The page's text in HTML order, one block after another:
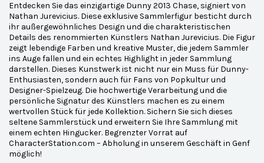
Entdecken Sie das einzigartige Dunny 2013 Chase, signiert von
Nathan Jurevicius. Diese exklusive Sammlerfigur besticht durch
ihr außergewöhnliches Design und die charakteristischen
Details des renommierten Künstlers Nathan Jurevicius. Die Figur
zeigt lebendige Farben und kreative Muster, die jedem Sammler
ins Auge fallen und ein echtes Highlight in jeder Sammlung
darstellen. Dieses Kunstwerk ist nicht nur ein Muss für Dunny-
Enthusiasten, sondern auch für Fans von Popkultur und
Designer-Spielzeug. Die hochwertige Verarbeitung und die
persönliche Signatur des Künstlers machen es zu einem
wertvollen Stück für jede Kollektion. Sichern Sie sich dieses
seltene Sammlerstück und erweitern Sie Ihre Sammlung mit
einem echten Hingucker. Begrenzter Vorrat auf
CharacterStation.com – Abholung in unserem Geschäft in Genf
möglich!